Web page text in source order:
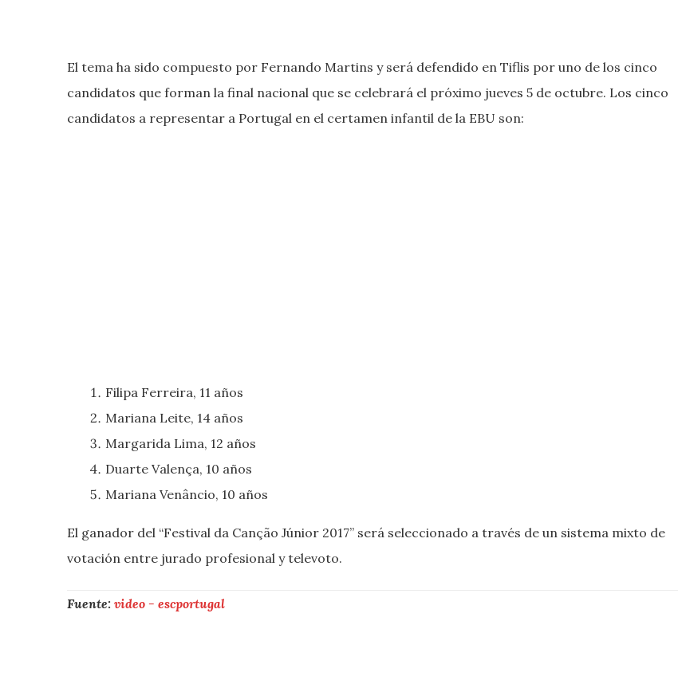
El tema ha sido compuesto por Fernando Martins y será defendido en Tiflis por uno de los cinco
candidatos que forman la final nacional que se celebrará el próximo jueves 5 de octubre. Los cinco
candidatos a representar a Portugal en el certamen infantil de la EBU son:
Filipa Ferreira, 11 años
Mariana Leite, 14 años
Margarida Lima, 12 años
Duarte Valença, 10 años
Mariana Venâncio, 10 años
El ganador del “Festival da Canção Júnior 2017” será seleccionado a través de un sistema mixto de
votación entre jurado profesional y televoto.
Fuente: video - escportugal